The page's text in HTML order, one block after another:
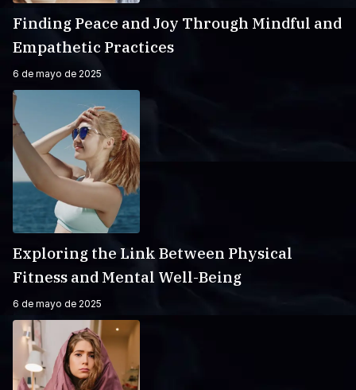
Finding Peace and Joy Through Mindful and
Empathetic Practices
6 de mayo de 2025
Exploring the Link Between Physical
Fitness and Mental Well-Being
6 de mayo de 2025